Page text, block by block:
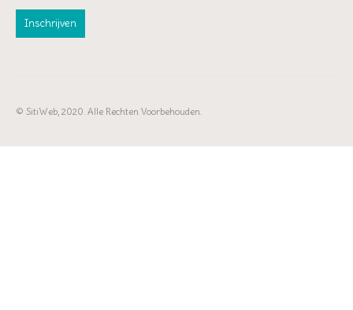
© SitiWeb, 2020. Alle Rechten Voorbehouden.